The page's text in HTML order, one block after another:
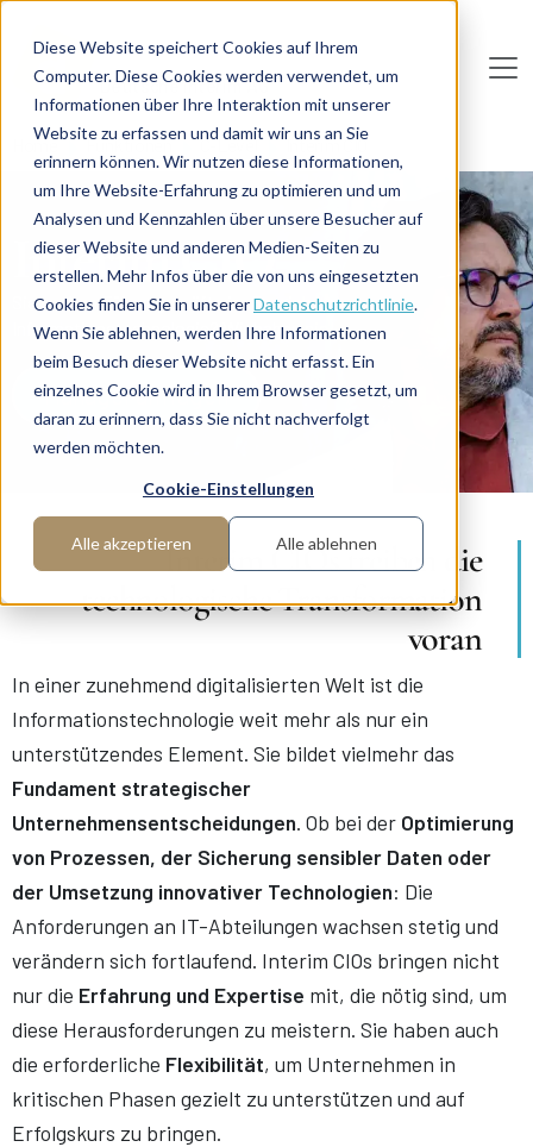
Diese Website speichert Cookies auf Ihrem
Computer. Diese Cookies werden verwendet, um
Informationen über Ihre Interaktion mit unserer
Website zu erfassen und damit wir uns an Sie
erinnern können. Wir nutzen diese Informationen,
um Ihre Website-Erfahrung zu optimieren und um
Analysen und Kennzahlen über unsere Besucher auf
dieser Website und anderen Medien-Seiten zu
erstellen. Mehr Infos über die von uns eingesetzten
Cookies finden Sie in unsererDatenschutzrichtlinie.
Wenn Sie ablehnen, werden Ihre Informationen
beim Besuch dieser Website nicht erfasst. Ein
einzelnes Cookie wird in Ihrem Browser gesetzt, um
daran zu erinnern, dass Sie nicht nachverfolgt
werden möchten.
Cookie-Einstellungen
Alle akzeptieren Alle ablehnen
Deutsc he Interim AG
Home Funktionen C-Level Interim CIO
Interim CIO
Sie suchen Führungskräfte im Bereich
Informationstechnologie? Wir haben sie!
Manager anfragen
Interim CIOs treiben die
technologische Transformation
voran
In einer zunehmend digitalisierten Welt ist die
Informationstechnologie weit mehr als nur ein
unterstützendes Element. Sie bildet vielmehr das
Fundament strategischer
Unternehmensentscheidungen. Ob bei der Optimierung
von Prozessen, der Sicherung sensibler Daten oder
der Umsetzung innovativer Technologien: Die
Anforderungen an IT-Abteilungen wachsen stetig und
verändern sich fortlaufend. Interim CIOs bringen nicht
nur die Erfahrung und Expertise mit, die nötig sind, um
diese Herausforderungen zu meistern. Sie haben auch
die erforderliche Flexibilität, um Unternehmen in
kritischen Phasen gezielt zu unterstützen und auf
Erfolgskurs zu bringen.